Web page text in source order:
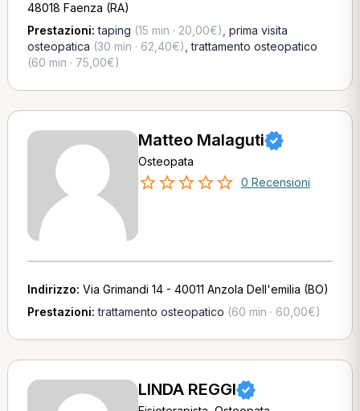
48018 Faenza (RA)
Prestazioni:taping (15 min · 20,00€) prima visita
osteopatica (30 min · 62,40€) ,trattamento osteopatico
(60 min · 75,00€)
Matteo Malaguti
Osteopata
0 Recensioni
Indirizzo: Via Grimandi 14 - 40011 Anzola Dell'emilia (BO)
Prestazioni:trattamento osteopatico (60 min · 60,00€)
LINDA REGGI